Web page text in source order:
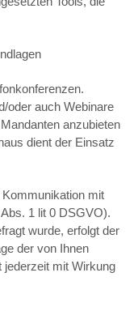
oder auch Webinare
anzubieten
dient der Einsatz
mit
1 lit 0 DSGVO).
wurde, erfolgt der
der von Ihnen
jederzeit mit Wirkung